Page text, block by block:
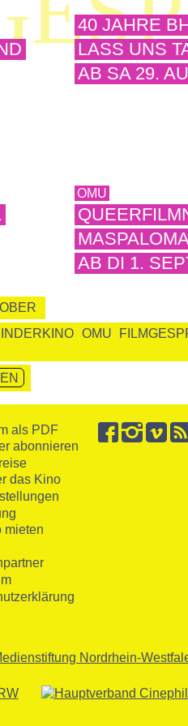
40 JAHRE
LASS UNS
AB SA 29.
OMU
AB DI 1.
OMU
als PDF
abonnieren
das Kino
mieten